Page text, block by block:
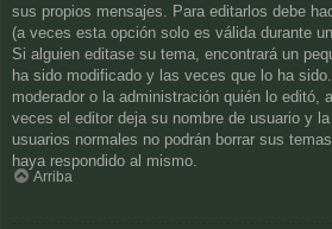
sus propios mensajes. Para editarlos debe
(a veces esta opción solo es válida durante
Si alguien editase su tema, encontrará un
ha sido modificado y las veces que lo ha
moderador o la administración quién lo editó,
veces el editor deja su nombre de usuario y
usuarios normales no podrán borrar sus
haya respondido al mismo.
Arriba